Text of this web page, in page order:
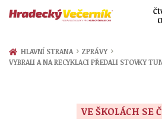
Zprávy
HLAVNÍ STRANA › ZPRÁVY ›
VYBRALI A NA RECYKLACI PŘEDALI STOVKY
VE ŠKOLÁCH SE